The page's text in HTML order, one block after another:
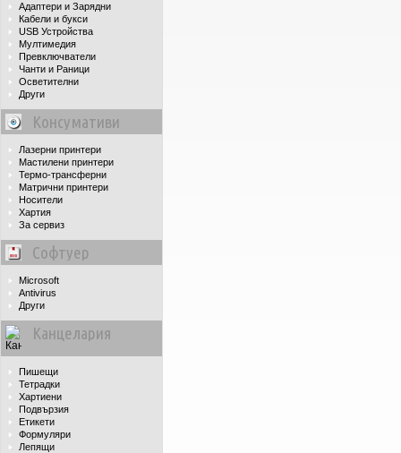
Адаптери и Зарядни
Кабели и букси
USB Устройства
Мултимедия
Превключватели
Чанти и Раници
Осветителни
Други
Консумативи
Лазерни принтери
Мастилени принтери
Термо-трансферни
Матрични принтери
Носители
Хартия
За сервиз
Софтуер
Microsoft
Antivirus
Други
Канцелария
Пишещи
Тетрадки
Хартиени
Подвързия
Етикети
Формуляри
Лепящи